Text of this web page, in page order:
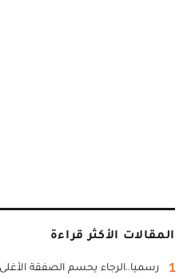
المقالات الأكثر قراءة
1 رسميا..الرجاء يحسم الصفقة